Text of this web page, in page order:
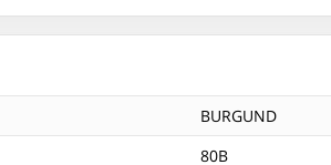
BURGUND
80B